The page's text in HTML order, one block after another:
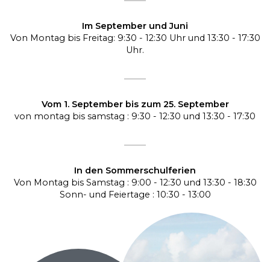
Im September und Juni
Von Montag bis Freitag: 9:30 - 12:30 Uhr und 13:30 - 17:30
Uhr.
Vom 1. September bis zum 25. September
von montag bis samstag : 9:30 - 12:30 und 13:30 - 17:30
In den Sommerschulferien
Von Montag bis Samstag : 9:00 - 12:30 und 13:30 - 18:30
Sonn- und Feiertage : 10:30 - 13:00